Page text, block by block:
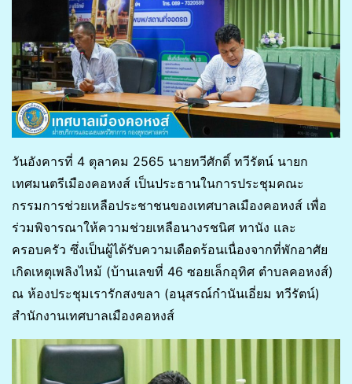
วันอังคารที่ 4 ตุลาคม 2565 นายทวีศักดิ์ ทวีรัตน์ นายก
เทศมนตรีเมืองคอหงส์ เป็นประธานในการประชุมคณะ
กรรมการช่วยเหลือประชาชนของเทศบาลเมืองคอหงส์ เพื่อ
ร่วมพิจารณาให้ความช่วยเหลือนางรชนิศ ทานัง และ
ครอบครัว ซึ่งเป็นผู้ได้รับความเดือดร้อนเนื่องจากที่พักอาศัย
เกิดเหตุเพลิงไหม้ (บ้านเลขที่ 46 ซอยเล็กอุทิศ ตำบลคอหงส์)
ณ ห้องประชุมเรารักสงขลา (อนุสรณ์กำนันเอี่ยม ทวีรัตน์)
สำนักงานเทศบาลเมืองคอหงส์